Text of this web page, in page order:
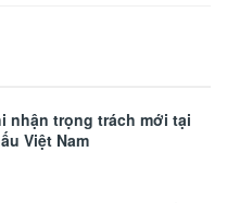
nhận trọng trách mới tại
Việt Nam